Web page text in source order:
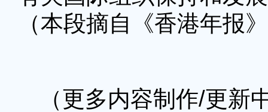
（本段摘自《香港年报
（更多内容制作/更新